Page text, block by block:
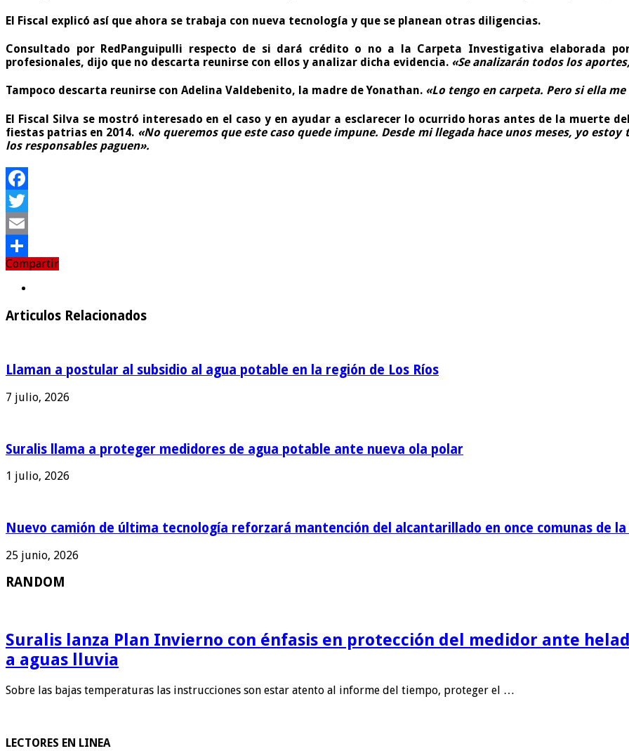
El Fiscal explicó así que ahora se trabaja con nueva tecnología y que se planean otras diligencias.
Consultado por RedPanguipulli respecto de si dará crédito o no a la Carpeta Investigativa elaborada
profesionales, dijo que no descarta reunirse con ellos y analizar dicha evidencia. «Se analizarán todos los
Tampoco descarta reunirse con Adelina Valdebenito, la madre de Yonathan. «Lo tengo en carpeta. Pero si ella
El Fiscal Silva se mostró interesado en el caso y en ayudar a esclarecer lo ocurrido horas antes de la muerte
fiestas patrias en 2014. «No queremos que este caso quede impune. Desde mi llegada hace unos meses, yo
los responsables paguen».
Facebook
Twitter
Email
Compartir
Compartir
Articulos Relacionados
Llaman a postular al subsidio al agua potable en la región de Los Ríos
7 julio, 2026
Suralis llama a proteger medidores de agua potable ante nueva ola polar
1 julio, 2026
Nuevo camión de última tecnología reforzará mantención del alcantarillado en once comunas de la
25 junio, 2026
RANDOM
Suralis lanza Plan Invierno con énfasis en protección del medidor ante
a aguas lluvia
Sobre las bajas temperaturas las instrucciones son estar atento al informe del tiempo, proteger el …
LECTORES EN LINEA